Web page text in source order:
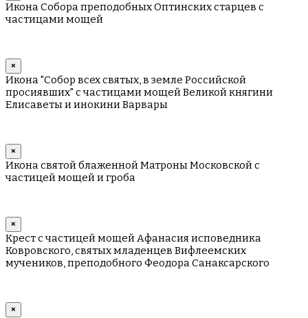
Икона Собора преподобных Оптинских старцев с
частицами мощей
×
Икона "Собор всех святых, в земле Российской
просиявших" с частицами мощей Великой княгини
Елисаветы и инокини Варвары
×
Икона святой блаженной Матроны Московской с
частицей мощей и гроба
×
Крест с частицей мощей Афанасия исповедника
Ковровского, святых младенцев Вифлеемских
мучеников, преподобного Феодора Санаксарского
×